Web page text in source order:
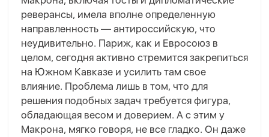
реверансы, имела вполне определенную
направленность — антироссийскую, что
неудивительно. Париж, как и Евросоюз в
целом, сегодня активно стремится закрепиться
на Южном Кавказе и усилить там свое
влияние. Проблема лишь в том, что для
решения подобных задач требуется фигура,
обладающая весом и доверием. А с этим у
Макрона, мягко говоря, не все гладко. Он даже